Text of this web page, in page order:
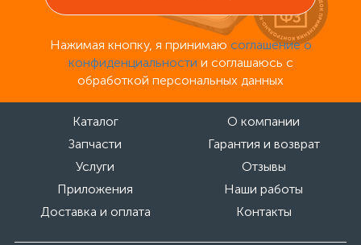
Нажимая кнопку, я принимаю соглашение о
конфиденциальности и соглашаюсь с
обработкой персональных данных
Каталог
О компании
Запчасти
Гарантия и возврат
Услуги
Отзывы
Приложения
Наши работы
Доставка и оплата
Контакты